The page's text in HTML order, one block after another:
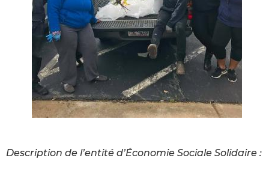
Description de l’entité d’Économie Sociale Solidaire :